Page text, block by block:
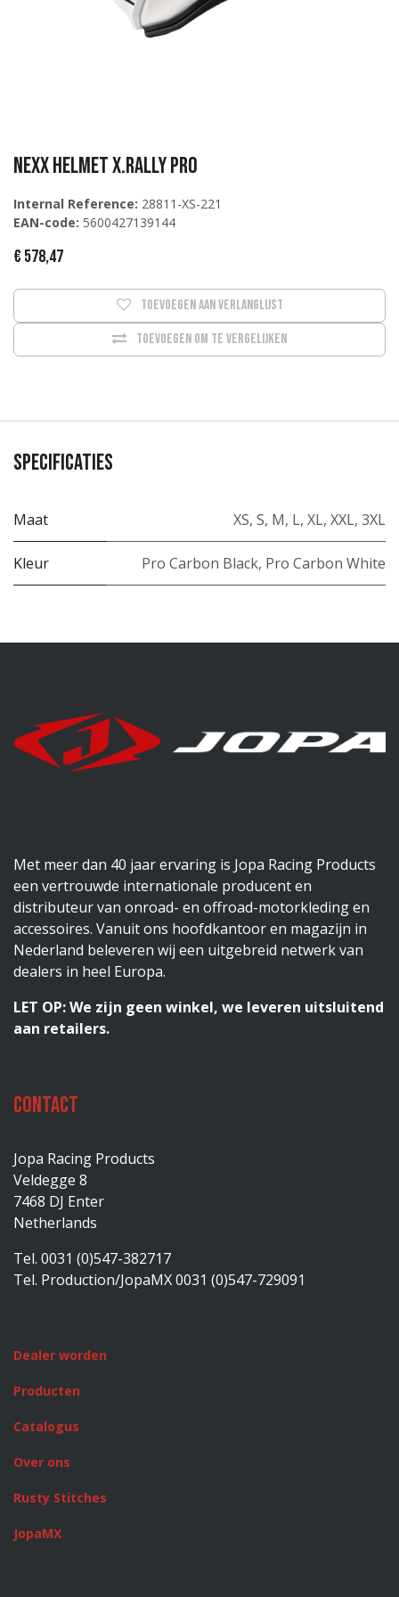
NEXX Helmet X.Rally PRO
Internal Reference: 28811-XS-221
EAN-code: 5600427139144
€ 578,47
Toevoegen om te vergelijken
Toevoegen aan verlanglijst
Specificaties
Maat XS, S, M, L, XL, XXL, 3XL
Kleur Pro Carbon Black, Pro Carbon White
Met meer dan 40 jaar ervaring is Jopa Racing Products
een vertrouwde internationale producent en
distributeur van onroad- en offroad-motorkleding en
accessoires. Vanuit ons hoofdkantoor en magazijn in
Nederland beleveren wij een uitgebreid netwerk van
dealers in heel Europa.
LET OP: We zijn geen winkel, we leveren uitsluitend
aan retailers.
Contact
Jopa Racing Products
Veldegge 8
7468 DJ Enter
Netherlands
Tel. 0031 (0)547-382717
Tel. Production/JopaMX 0031 (0)547-729091
Dealer worden
Producten
Catalogus
Over ons
Rusty Stitches
JopaMX